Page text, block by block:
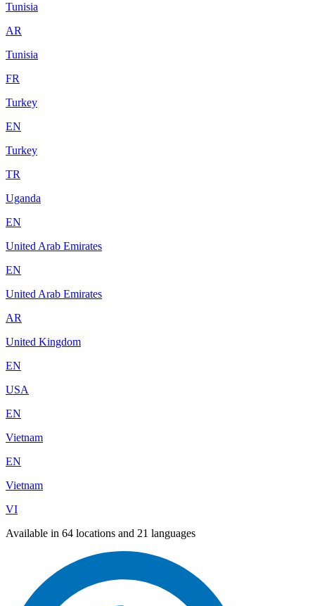
Tunisia
AR
Tunisia
FR
Turkey
EN
Turkey
TR
Uganda
EN
United Arab Emirates
EN
United Arab Emirates
AR
United Kingdom
EN
USA
EN
Vietnam
EN
Vietnam
VI
Available in 64 locations and 21 languages